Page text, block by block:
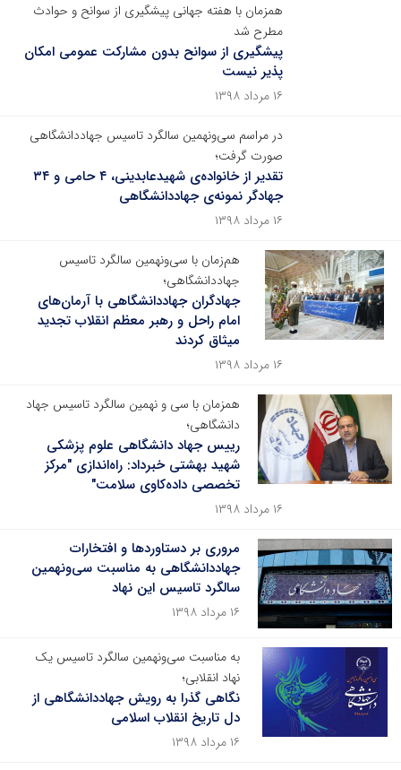
همزمان با هفته جهانی پیشگیری از سوانح و حوادث
مطرح شد
پیشگیری از سوانح بدون مشارکت عمومی امکان
پذیر نیست
۱۶ مرداد ۱۳۹۸
در مراسم سی‌ونهمین سالگرد تاسیس جهاددانشگاهی
صورت گرفت؛
تقدیر از خانواده‌ی شهیدعابدینی، ۴ حامی و ۳۴
جهادگر نمونه‌ی جهاددانشگاهی
۱۶ مرداد ۱۳۹۸
هم‌زمان با سی‌ونهمین سالگرد تاسیس
جهاددانشگاهی؛
جهادگران جهاددانشگاهی با آرمان‌های
امام راحل و رهبر معظم انقلاب تجدید
میثاق کردند
۱۶ مرداد ۱۳۹۸
همزمان با سی و نهمین سالگرد تاسیس جهاد
دانشگاهی؛
رییس جهاد دانشگاهی علوم پزشکی
شهید بهشتی خبرداد: راه‌اندازی "مرکز
تخصصی داده‌کاوی سلامت"
۱۶ مرداد ۱۳۹۸
مروری بر دستاوردها و افتخارات
جهاددانشگاهی به مناسبت سی‌‌ونهمین
سالگرد تاسیس این نهاد
۱۶ مرداد ۱۳۹۸
به مناسبت سی‌ونهمین سالگرد تاسیس یک
نهاد انقلابی؛
نگاهی گذرا به رویش جهاددانشگاهی از
دل تاریخ انقلاب اسلامی
۱۶ مرداد ۱۳۹۸